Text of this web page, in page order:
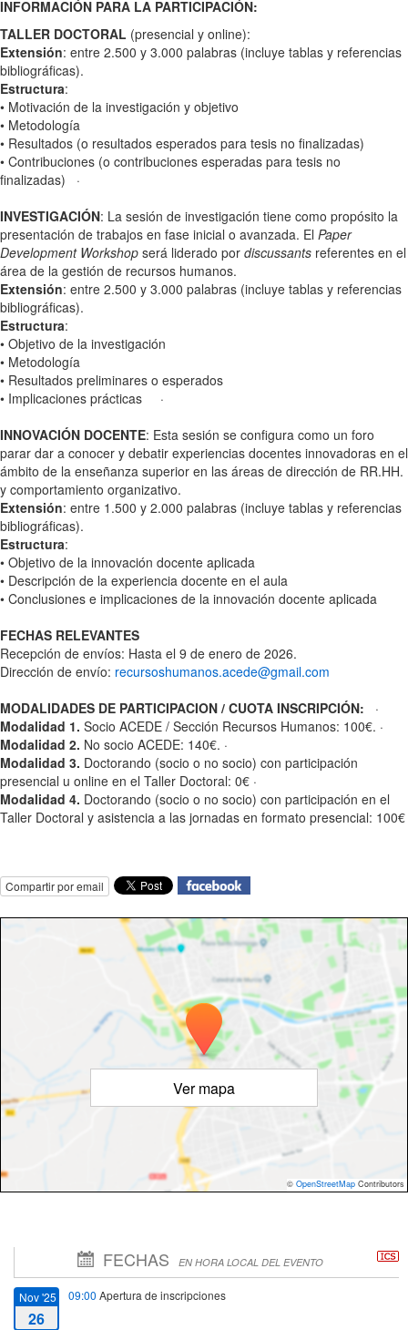
INFORMACIÓN PARA LA PARTICIPACIÓN:
TALLER DOCTORAL (presencial y online):
Extensión: entre 2.500 y 3.000 palabras (incluye tablas y referencias
bibliográficas).
Estructura:
• Motivación de la investigación y objetivo
• Metodología
• Resultados (o resultados esperados para tesis no finalizadas)
• Contribuciones (o contribuciones esperadas para tesis no
finalizadas) ·
INVESTIGACIÓN: La sesión de investigación tiene como propósito la
presentación de trabajos en fase inicial o avanzada. El Paper
Development Workshop será liderado por discussants referentes en el
área de la gestión de recursos humanos.
Extensión: entre 2.500 y 3.000 palabras (incluye tablas y referencias
bibliográficas).
Estructura:
• Objetivo de la investigación
• Metodología
• Resultados preliminares o esperados
• Implicaciones prácticas ·
INNOVACIÓN DOCENTE: Esta sesión se configura como un foro
parar dar a conocer y debatir experiencias docentes innovadoras en el
ámbito de la enseñanza superior en las áreas de dirección de RR.HH.
y comportamiento organizativo.
Extensión: entre 1.500 y 2.000 palabras (incluye tablas y referencias
bibliográficas).
Estructura:
• Objetivo de la innovación docente aplicada
• Descripción de la experiencia docente en el aula
• Conclusiones e implicaciones de la innovación docente aplicada
FECHAS RELEVANTES
Recepción de envíos: Hasta el 9 de enero de 2026.
Dirección de envío: recursoshumanos.acede@gmail.com
MODALIDADES DE PARTICIPACION / CUOTA INSCRIPCIÓN:
·
Modalidad 1. Socio ACEDE / Sección Recursos Humanos: 100€. ·
Modalidad 2. No socio ACEDE: 140€. ·
Modalidad 3. Doctorando (socio o no socio) con participación
presencial u online en el Taller Doctoral: 0€ ·
Modalidad 4. Doctorando (socio o no socio) con participación en el
Taller Doctoral y asistencia a las jornadas en formato presencial: 100€
Compartir por email
Ver mapa
© OpenStreetMap Contributors
FECHAS EN HORA LOCAL DEL EVENTO
Nov '25
26
09:00 Apertura de inscripciones